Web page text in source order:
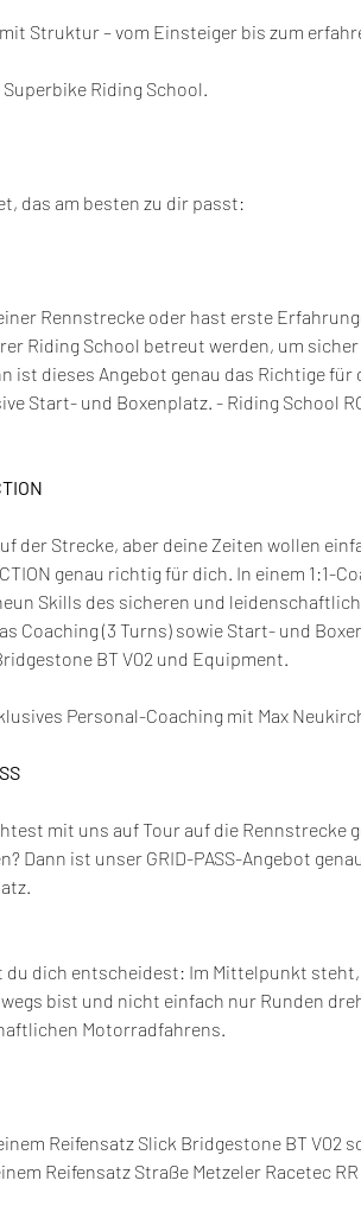
Struktur – vom Einsteiger bis zum
Riding School.
das am besten zu dir passt:
Rennstrecke oder hast erste
Riding School betreut werden, um
ist dieses Angebot genau das Richtige
Start- und Boxenplatz. - Riding School
der Strecke, aber deine Zeiten wollen
genau richtig für dich. In einem 1:1-
Skills des sicheren und
Coaching (3 Turns) sowie Start- und
BT V02 und Equipment.
Personal-Coaching mit Max
mit uns auf Tour auf die Rennstrecke
Dann ist unser GRID-PASS-Angebot
du dich entscheidest: Im Mittelpunkt
bist und nicht einfach nur Runden
Motorradfahrens.
Reifensatz Slick Bridgestone BT
Reifensatz Straße Metzeler Racetec RR